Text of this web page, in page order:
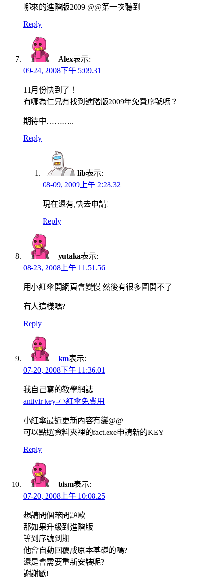
哪來的進階版2009 @@第一次聽到
Reply
Alex表示:
09-24, 2008下午 5:09.31
11月份快到了！
有哪為仁兄有找到進階版2009年免費序號嗎？
期待中………..
Reply
lib表示:
08-09, 2009上午 2:28.32
現在還有,快去申請!
Reply
yutaka表示:
08-23, 2008上午 11:51.56
用小紅傘開網頁會變慢 然後有很多圖開不了
有人這樣嗎?
Reply
km表示:
07-20, 2008下午 11:36.01
我自己寫的教學網誌
antivir key-小紅傘免費用
小紅傘最近更新內容有變@@
可以點選資料夾裡的fact.exe申請新的KEY
Reply
bism表示:
07-20, 2008上午 10:08.25
想請問個笨問題歐
那如果升級到進階版
等到序號到期
他會自動回覆成原本基礎的嗎?
還是會需要重新安裝呢?
謝謝歐!